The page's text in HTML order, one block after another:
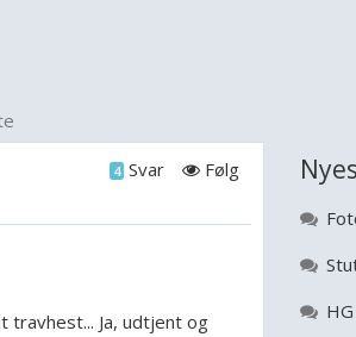
Følg
4 Svar
Ja, udtjent og